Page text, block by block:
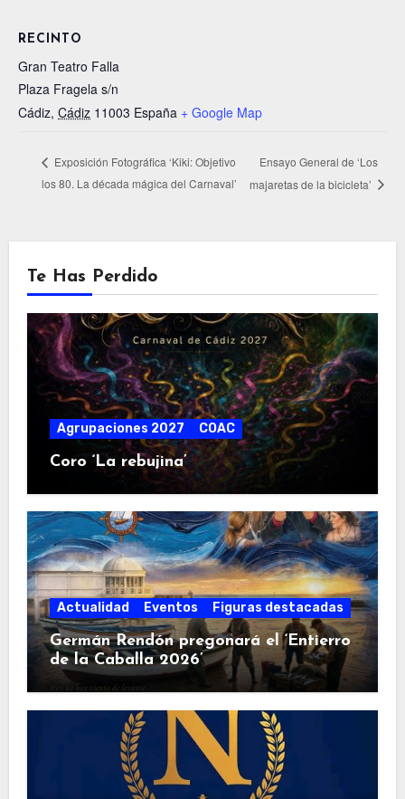
RECINTO
Gran Teatro Falla
Plaza Fragela s/n
Cádiz, Cádiz 11003 España + Google Map
Exposición Fotográfica ‘Kiki: Objetivo
los 80. La década mágica del Carnaval’
Ensayo General de ‘Los
majaretas de la bicicleta’
Te Has Perdido
Agrupaciones 2027 COAC
Coro ‘La rebujina’
Actualidad Eventos Figuras destacadas
Germán Rendón pregonará el ‘Entierro
de la Caballa 2026’